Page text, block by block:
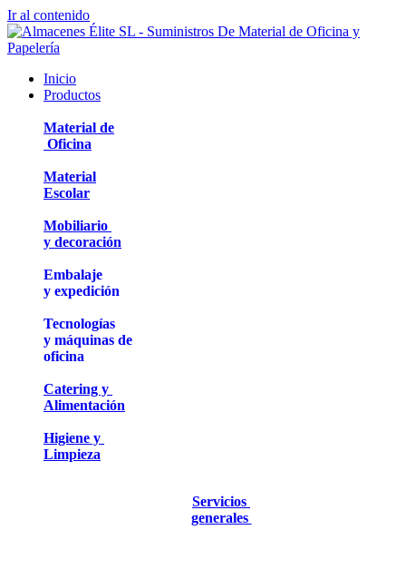
Ir al contenido
Inicio
Productos
Material de
Oficina
Material
Escolar
Mobiliario
y decoración
Embalaje
y expedición
Tecnologías
y máquinas de
oficina
Catering y
Alimentación
Higiene y
Limpieza
Servicios
generales